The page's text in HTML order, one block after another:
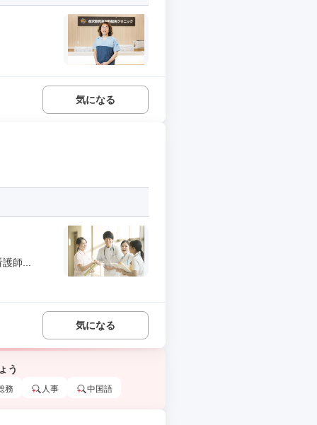
気になる
師...
気になる
う
務 人事 中国語